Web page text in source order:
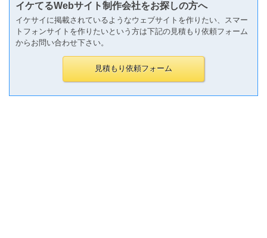
イケてるWebサイト制作会社をお探しの方へ
イケサイに掲載されているようなウェブサイトを作りたい、スマー
トフォンサイトを作りたいという方は下記の見積もり依頼フォーム
からお問い合わせ下さい。